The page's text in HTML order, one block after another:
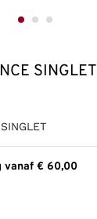
SINGLET
vanaf € 60,00